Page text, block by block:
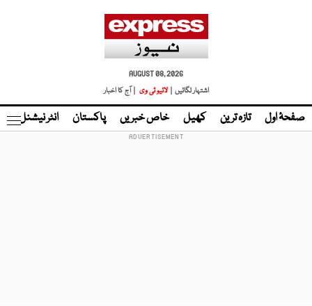
AUGUST 08, 2026
اشتہار لگائیں |
لائیو ٹی وی | آج کا اخبار
صفحۂ اول تازہ ترین کھیل خاص خبریں پاکستان انٹر نیشنل